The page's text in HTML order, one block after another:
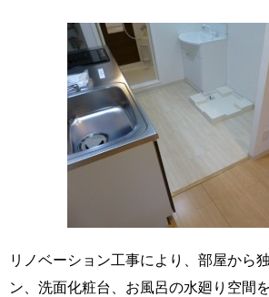
リノベーション工事により、部屋から
ン、洗面化粧台、お風呂の水廻り空間